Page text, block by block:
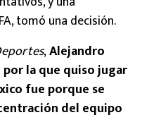
tomó una decisión.
,Alejandro
la que quiso jugar
fue porque se
del equipo